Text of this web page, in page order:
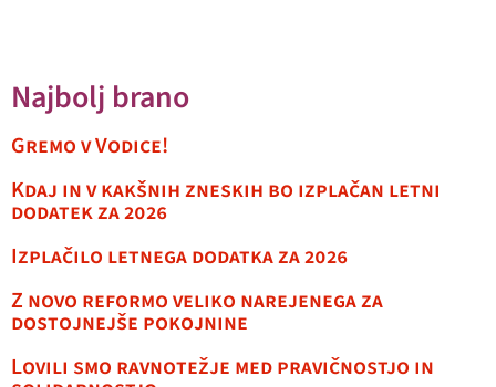
Najbolj brano
Gremo v Vodice!
Kdaj in v kakšnih zneskih bo izplačan letni
dodatek za 2026
Izplačilo letnega dodatka za 2026
Z novo reformo veliko narejenega za
dostojnejše pokojnine
Lovili smo ravnotežje med pravičnostjo in